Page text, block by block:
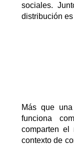
sociales.
distribución
Más que
funciona
comparten el
contexto de